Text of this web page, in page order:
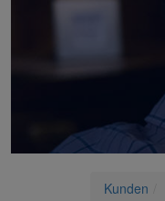
Kunden